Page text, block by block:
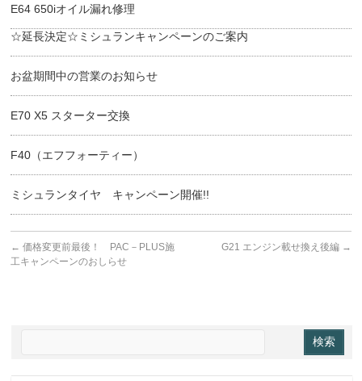
E64 650iオイル漏れ修理
☆延長決定☆ミシュランキャンペーンのご案内
お盆期間中の営業のお知らせ
E70 X5 スターター交換
F40（エフフォーティー）
ミシュランタイヤ キャンペーン開催!!
← 価格変更前最後！ PAC－PLUS施
工キャンペーンのおしらせ
G21 エンジン載せ換え後編 →